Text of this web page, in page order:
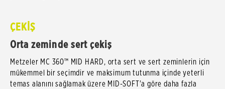
ÇEKİŞ
Orta zeminde sert çekiş
Metzeler MC 360™ MID HARD, orta sert ve sert zeminlerin için
mükemmel bir seçimdir ve maksimum tutunma içinde yeterli
temas alanını sağlamak üzere MID-SOFT'a göre daha fazla